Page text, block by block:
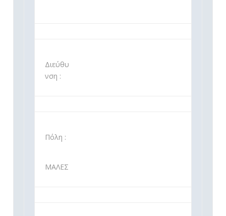
Διεύθυ
νση :
Πόλη :
ΜΑΛΕΣ